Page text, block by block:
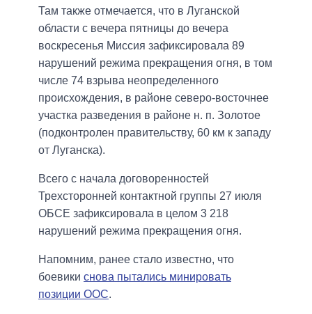
Там также отмечается, что в Луганской
области с вечера пятницы до вечера
воскресенья Миссия зафиксировала 89
нарушений режима прекращения огня, в том
числе 74 взрыва неопределенного
происхождения, в районе северо-восточнее
участка разведения в районе н. п. Золотое
(подконтролен правительству, 60 км к западу
от Луганска).
Всего с начала договоренностей
Трехсторонней контактной группы 27 июля
ОБСЕ зафиксировала в целом 3 218
нарушений режима прекращения огня.
Напомним, ранее стало известно, что
боевики снова пытались минировать
позиции ООС.